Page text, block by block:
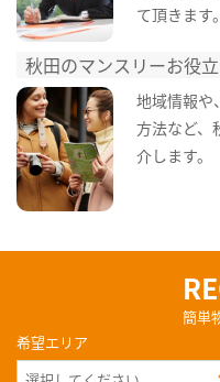
て頂きます。
秋田のマンスリーお役
地域情報や
方法など、
介します。
簡単
希望エリア